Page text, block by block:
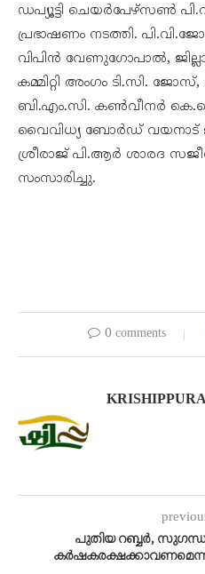
ഡപ്യൂട്ടി ചെയർപേഴ്സൺ
പ്രഭാഷണം നടത്തി.
വിപിൻ വേണുഗോപാൽ,
കമ്മിറ്റി അംഗം ടി.സി.
ബി.എം.സി. കൺവീനർ
വൈവിധ്യ ബോർഡ് വയനാട്
ശ്രീരാജ് പി.ആർ ശാരദ
സംസാരിച്ചു.
0 comments
പുതിയ റബ്ബർ,
കർഷകരക്ഷക്കാവണമെന്ന്